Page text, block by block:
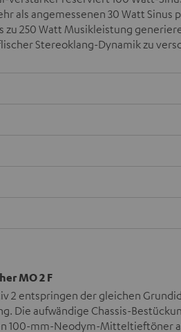
als angemessenen 30 Watt Sinus
zu 250 Watt Musikleistung
Stereoklang-Dynamik zu
MO 2 F
2 entspringen der gleichen
Die aufwändige Chassis-
100-mm-Neodym-Mitteltieftöner